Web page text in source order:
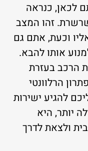
לכאן, כנראה
זהו המצב
וכעת, אתם גם
אותו להבא.
הרכב בעזרת
הרלוונטי
להגיע ישירות
יותר, היא
ולצאת לדרך